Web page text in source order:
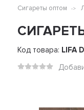
Сигареты оптом
Код товара: LIFA